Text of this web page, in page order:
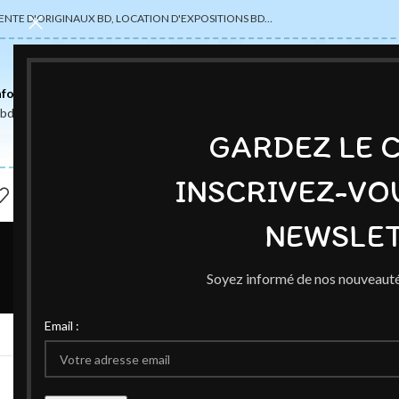
GARDEZ LE
INSCRIVEZ-
Soyez informé de nos
Email :
D'ORIGINAUX BD, LOCATION D'EXPOSITIONS BD…